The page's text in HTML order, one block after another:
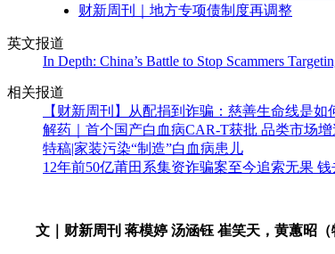
财新周刊｜地方专项债制度再调整
英文报道
In Depth: China’s Battle to Stop Scammers
相关报道
【财新周刊】从配捐到诈骗：慈善生命线是
解药｜首个国产白血病CAR-T获批 品类市场增
特稿|家装污染“制造”白血病患儿
12年前50亿莆田系集资诈骗案至今追索无果
文｜财新周刊 蒋模婷 汤涵钰 崔笑天，黄蕙昭（